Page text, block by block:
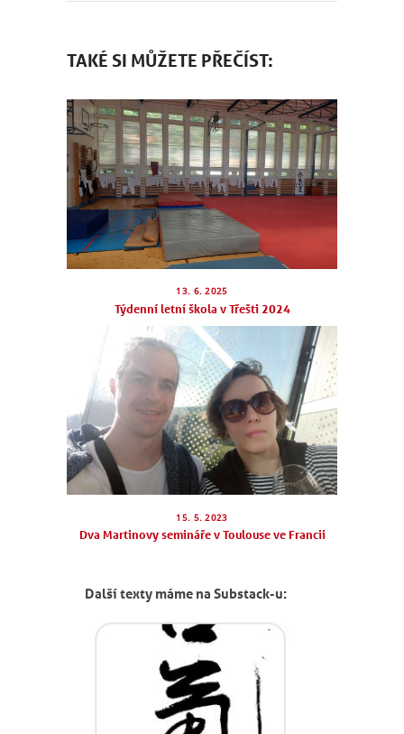
TAKÉ SI MŮŽETE PŘEČÍST:
13. 6. 2025
Týdenní letní škola v Třešti 2024
15. 5. 2023
Dva Martinovy semináře v Toulouse ve Francii
Další texty máme na Substack-u: